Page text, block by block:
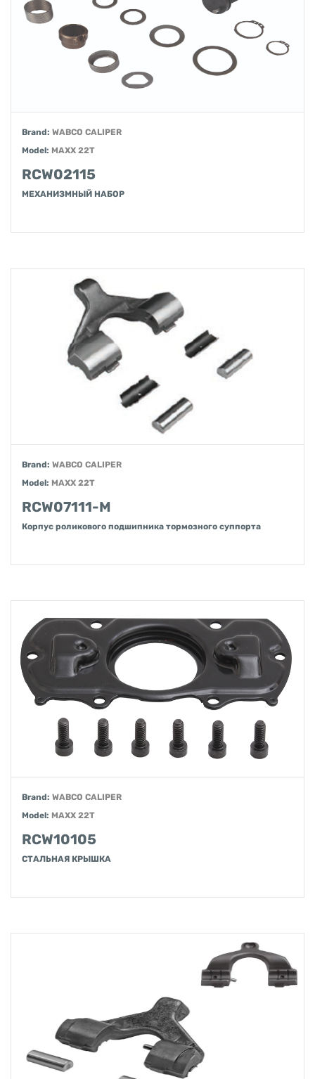
Brand: WABCO CALIPER
Model: MAXX 22T
RCW02115
МЕХАНИЗМНЫЙ НАБОР
Brand: WABCO CALIPER
Model: MAXX 22T
RCW07111-M
Корпус роликового подшипника тормозного суппорта
Brand: WABCO CALIPER
Model: MAXX 22T
RCW10105
СТАЛЬНАЯ КРЫШКА